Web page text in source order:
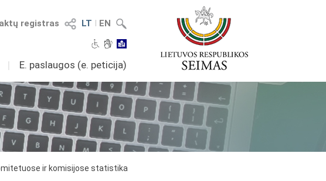
LT I EN
registras
I E. paslaugos (e. peticija)
ir komisijose statistika